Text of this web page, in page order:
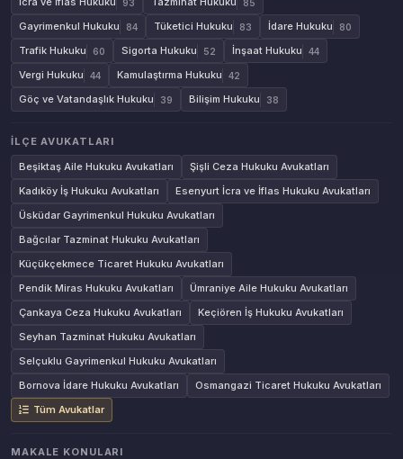
93 85
Gayrimenkul Hukuku 84 Tüketici Hukuku 83 İdare Hukuku 80
Trafik Hukuku 60 Sigorta Hukuku 52 İnşaat Hukuku 44
Vergi Hukuku 44 Kamulaştırma Hukuku 42
Göç ve Vatandaşlık Hukuku 39 Bilişim Hukuku 38
İLÇE AVUKATLARI
Beşiktaş Aile Hukuku Avukatları
Şişli Ceza Hukuku Avukatları
Kadıköy İş Hukuku Avukatları
Esenyurt İcra ve İflas Hukuku Avukatları
Üsküdar Gayrimenkul Hukuku Avukatları
Bağcılar Tazminat Hukuku Avukatları
Küçükçekmece Ticaret Hukuku Avukatları
Pendik Miras Hukuku Avukatları
Ümraniye Aile Hukuku Avukatları
Çankaya Ceza Hukuku Avukatları
Keçiören İş Hukuku Avukatları
Seyhan Tazminat Hukuku Avukatları
Selçuklu Gayrimenkul Hukuku Avukatları
Bornova İdare Hukuku Avukatları
Osmangazi Ticaret Hukuku Avukatları
Tüm Avukatlar
MAKALE KONULARI